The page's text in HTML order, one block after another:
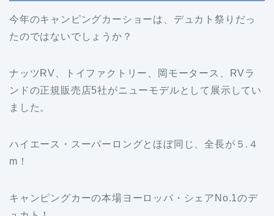
今年のキャンピングカーショーは、デュカト祭りだっ
たのではないでしょうか？
ナッツRV、トイファクトリー、岡モータース、RVラ
ンドの正規販売店5社がニューモデルとして展示してい
ました。
ハイエース・スーパーロングとほぼ同じ、全長が５.４
m！
キャンピングカーの本場ヨーロッパ・シェアNo.1のデ